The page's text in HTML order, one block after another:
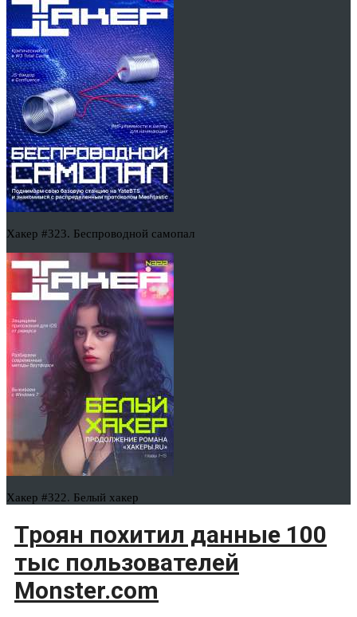
Хакер #323. Беспроводной самопал
Хакер #322. Белый хакер
Троян похитил данные 100
тыс пользователей
Monster.com